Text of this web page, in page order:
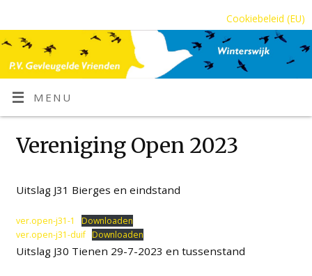
Cookiebeleid (EU)
MENU
Vereniging Open 2023
Uitslag J31 Bierges en eindstand
ver.open-j31-1
Downloaden
ver.open-j31-duif Downloaden
Uitslag J30 Tienen 29-7-2023 en tussenstand